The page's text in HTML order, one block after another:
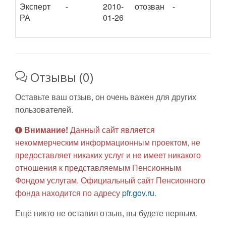
Эксперт
РА
-
2010-
01-26
отозван -
Отзывы (0)
Оставьте ваш отзыв, он очень важен для других
пользователей.
Внимание! Данный сайт является
некоммерческим информационным проектом, не
предоставляет никаких услуг и не имеет никакого
отношения к представляемым Пенсионным
Фондом услугам. Официальный сайт Пенсионного
фонда находится по адресуpfr.gov.ru.
Ещё никто не оставил отзыв, вы будете первым.